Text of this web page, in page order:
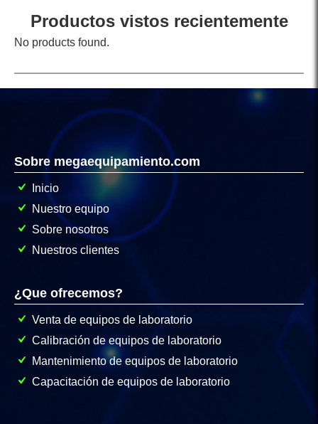
Productos vistos recientemente
No products found.
Sobre megaequipamiento.com
Inicio
Nuestro equipo
Sobre nosotros
Nuestros clientes
¿Que ofrecemos?
Venta de equipos de laboratorio
Calibración de equipos de laboratorio
Mantenimiento de equipos de laboratorio
Capacitación de equipos de laboratorio